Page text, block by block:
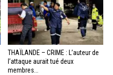
THAÏLANDE – CRIME : L’auteur de
l’attaque aurait tué deux
membres...